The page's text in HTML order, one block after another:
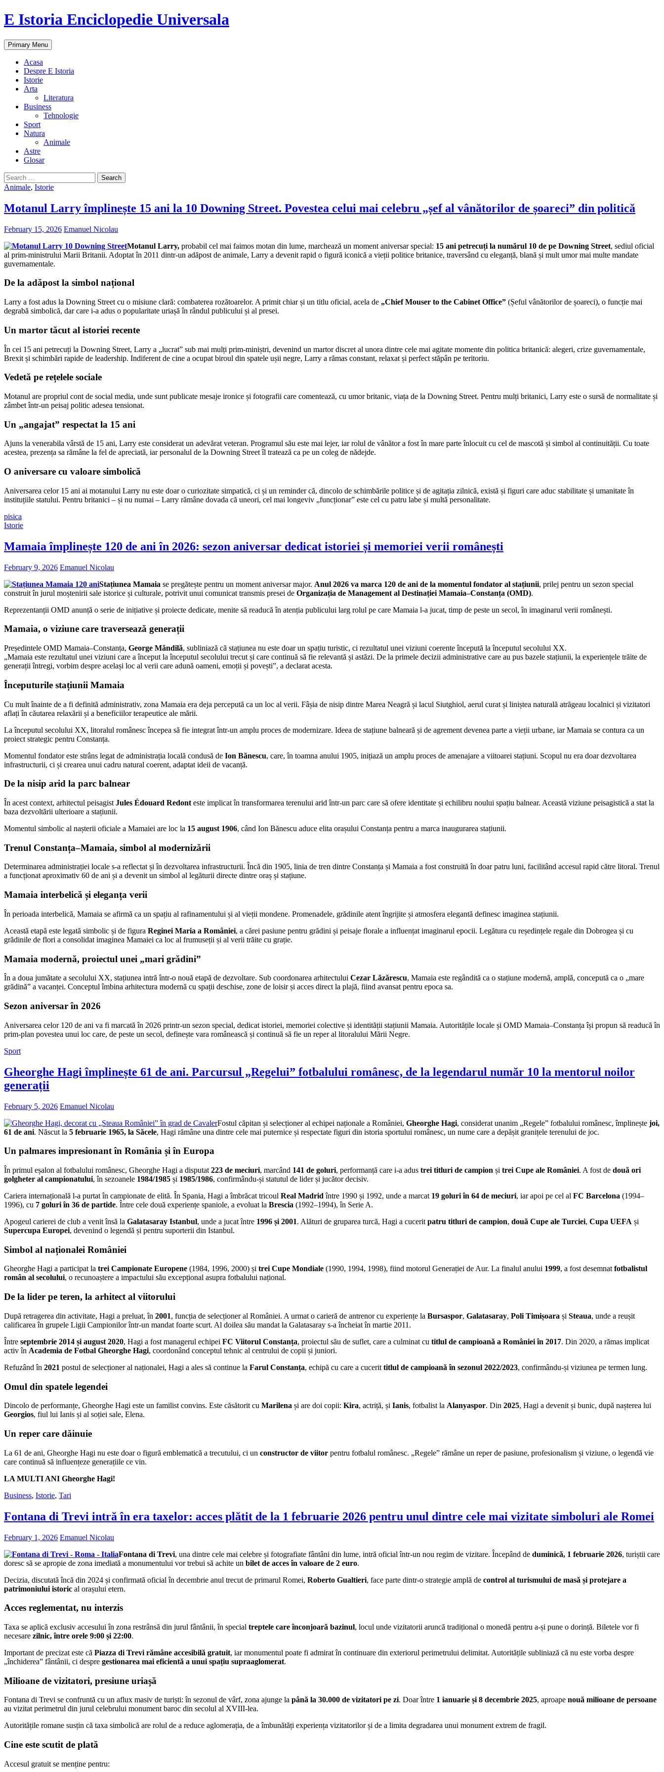
E Istoria Enciclopedie Universala
Search
Primary Menu Skip
to
Acasa
Despre E Istoria
Istorie
Arta
Literatura
Business
Tehnologie
Sport
Natura
Animale
Astre
Glosar
Search
for:
Animale, Istorie
Motanul Larry împlinește 15 ani la 10 Downing Street. Povestea celui mai celebru „șef al vânătorilor de șoareci” din politică
February 15, 2026 Emanuel Nicolau
Motanul Larry, probabil cel mai faimos motan din lume, marchează un moment aniversar special: 15 ani petrecuți la numărul 10 de pe Downing Street, sediul oficial
al prim-ministrului Marii Britanii. Adoptat în 2011 dintr-un adăpost de animale, Larry a devenit rapid o figură iconică a vieții politice britanice, traversând cu eleganță, blană și mult umor mai multe mandate
guvernamentale.
De la adăpost la simbol național
Larry a fost adus la Downing Street cu o misiune clară: combaterea rozătoarelor. A primit chiar și un titlu oficial, acela de „Chief Mouser to the Cabinet Office” (Șeful vânătorilor de șoareci), o funcție mai
degrabă simbolică, dar care i-a adus o popularitate uriașă în rândul publicului și al presei.
Un martor tăcut al istoriei recente
În cei 15 ani petrecuți la Downing Street, Larry a „lucrat” sub mai mulți prim-miniștri, devenind un martor discret al unora dintre cele mai agitate momente din politica britanică: alegeri, crize guvernamentale,
Brexit și schimbări rapide de leadership. Indiferent de cine a ocupat biroul din spatele ușii negre, Larry a rămas constant, relaxat și perfect stăpân pe teritoriu.
Vedetă pe rețelele sociale
Motanul are propriul cont de social media, unde sunt publicate mesaje ironice și fotografii care comentează, cu umor britanic, viața de la Downing Street. Pentru mulți britanici, Larry este o sursă de normalitate și
zâmbet într-un peisaj politic adesea tensionat.
Un „angajat” respectat la 15 ani
Ajuns la venerabila vârstă de 15 ani, Larry este considerat un adevărat veteran. Programul său este mai lejer, iar rolul de vânător a fost în mare parte înlocuit cu cel de mascotă și simbol al continuității. Cu toate
acestea, prezența sa rămâne la fel de apreciată, iar personalul de la Downing Street îl tratează ca pe un coleg de nădejde.
O aniversare cu valoare simbolică
Aniversarea celor 15 ani ai motanului Larry nu este doar o curiozitate simpatică, ci și un reminder că, dincolo de schimbările politice și de agitația zilnică, există și figuri care aduc stabilitate și umanitate în
instituțiile statului. Pentru britanici – și nu numai – Larry rămâne dovada că uneori, cel mai longeviv „funcționar” este cel cu patru labe și multă personalitate.
pisica
Istorie
Mamaia împlinește 120 de ani în 2026: sezon aniversar dedicat istoriei și memoriei verii românești
February 9, 2026 Emanuel Nicolau
Stațiunea Mamaia se pregătește pentru un moment aniversar major. Anul 2026 va marca 120 de ani de la momentul fondator al stațiunii, prilej pentru un sezon special
construit în jurul moștenirii sale istorice și culturale, potrivit unui comunicat transmis presei de Organizația de Management al Destinației Mamaia–Constanța (OMD).
Reprezentanții OMD anunță o serie de inițiative și proiecte dedicate, menite să readucă în atenția publicului larg rolul pe care Mamaia l-a jucat, timp de peste un secol, în imaginarul verii românești.
Mamaia, o viziune care traversează generații
Președintele OMD Mamaia–Constanța, George Măndilă, subliniază că stațiunea nu este doar un spațiu turistic, ci rezultatul unei viziuni coerente începută la începutul secolului XX.
„Mamaia este rezultatul unei viziuni care a început la începutul secolului trecut și care continuă să fie relevantă și astăzi. De la primele decizii administrative care au pus bazele stațiunii, la experiențele trăite de
generații întregi, vorbim despre același loc al verii care adună oameni, emoții și povești”, a declarat acesta.
Începuturile stațiunii Mamaia
Cu mult înainte de a fi definită administrativ, zona Mamaia era deja percepută ca un loc al verii. Fâșia de nisip dintre Marea Neagră și lacul Siutghiol, aerul curat și liniștea naturală atrăgeau localnici și vizitatori
aflați în căutarea relaxării și a beneficiilor terapeutice ale mării.
La începutul secolului XX, litoralul românesc începea să fie integrat într-un amplu proces de modernizare. Ideea de stațiune balneară și de agrement devenea parte a vieții urbane, iar Mamaia se contura ca un
proiect strategic pentru Constanța.
Momentul fondator este strâns legat de administrația locală condusă de Ion Bănescu, care, în toamna anului 1905, inițiază un amplu proces de amenajare a viitoarei stațiuni. Scopul nu era doar dezvoltarea
infrastructurii, ci și crearea unui cadru natural coerent, adaptat ideii de vacanță.
De la nisip arid la parc balnear
În acest context, arhitectul peisagist Jules Édouard Redont este implicat în transformarea terenului arid într-un parc care să ofere identitate și echilibru noului spațiu balnear. Această viziune peisagistică a stat la
baza dezvoltării ulterioare a stațiunii.
Momentul simbolic al nașterii oficiale a Mamaiei are loc la 15 august 1906, când Ion Bănescu aduce elita orașului Constanța pentru a marca inaugurarea stațiunii.
Trenul Constanța–Mamaia, simbol al modernizării
Determinarea administrației locale s-a reflectat și în dezvoltarea infrastructurii. Încă din 1905, linia de tren dintre Constanța și Mamaia a fost construită în doar patru luni, facilitând accesul rapid către litoral. Trenul
a funcționat aproximativ 60 de ani și a devenit un simbol al legăturii directe dintre oraș și stațiune.
Mamaia interbelică și eleganța verii
În perioada interbelică, Mamaia se afirmă ca un spațiu al rafinamentului și al vieții mondene. Promenadele, grădinile atent îngrijite și atmosfera elegantă definesc imaginea stațiunii.
Această etapă este legată simbolic și de figura Reginei Maria a României, a cărei pasiune pentru grădini și peisaje florale a influențat imaginarul epocii. Legătura cu reședințele regale din Dobrogea și cu
grădinile de flori a consolidat imaginea Mamaiei ca loc al frumuseții și al verii trăite cu grație.
Mamaia modernă, proiectul unei „mari grădini”
În a doua jumătate a secolului XX, stațiunea intră într-o nouă etapă de dezvoltare. Sub coordonarea arhitectului Cezar Lăzărescu, Mamaia este regândită ca o stațiune modernă, amplă, concepută ca o „mare
grădină” a vacanței. Conceptul îmbina arhitectura modernă cu spații deschise, zone de loisir și acces direct la plajă, fiind avansat pentru epoca sa.
Sezon aniversar în 2026
Aniversarea celor 120 de ani va fi marcată în 2026 printr-un sezon special, dedicat istoriei, memoriei colective și identității stațiunii Mamaia. Autoritățile locale și OMD Mamaia–Constanța își propun să readucă în
prim-plan povestea unui loc care, de peste un secol, definește vara românească și continuă să fie un reper al litoralului Mării Negre.
Sport
Gheorghe Hagi împlinește 61 de ani. Parcursul „Regelui” fotbalului românesc, de la legendarul număr 10 la mentorul noilor
generații
February 5, 2026 Emanuel Nicolau
Fostul căpitan și selecționer al echipei naționale a României, Gheorghe Hagi, considerat unanim „Regele” fotbalului românesc, împlinește joi,
61 de ani. Născut la 5 februarie 1965, la Săcele, Hagi rămâne una dintre cele mai puternice și respectate figuri din istoria sportului românesc, un nume care a depășit granițele terenului de joc.
Un palmares impresionant în România și în Europa
În primul eșalon al fotbalului românesc, Gheorghe Hagi a disputat 223 de meciuri, marcând 141 de goluri, performanță care i-a adus trei titluri de campion și trei Cupe ale României. A fost de două ori
golgheter al campionatului, în sezoanele 1984/1985 și 1985/1986, confirmându-și statutul de lider și jucător decisiv.
Cariera internațională l-a purtat în campionate de elită. În Spania, Hagi a îmbrăcat tricoul Real Madrid între 1990 și 1992, unde a marcat 19 goluri în 64 de meciuri, iar apoi pe cel al FC Barcelona (1994–
1996), cu 7 goluri în 36 de partide. Între cele două experiențe spaniole, a evoluat la Brescia (1992–1994), în Serie A.
Apogeul carierei de club a venit însă la Galatasaray Istanbul, unde a jucat între 1996 și 2001. Alături de gruparea turcă, Hagi a cucerit patru titluri de campion, două Cupe ale Turciei, Cupa UEFA și
Supercupa Europei, devenind o legendă și pentru suporterii din Istanbul.
Simbol al naționalei României
Gheorghe Hagi a participat la trei Campionate Europene (1984, 1996, 2000) și trei Cupe Mondiale (1990, 1994, 1998), fiind motorul Generației de Aur. La finalul anului 1999, a fost desemnatfotbalistul
român al secolului, o recunoaștere a impactului său excepțional asupra fotbalului național.
De la lider pe teren, la arhitect al viitorului
După retragerea din activitate, Hagi a preluat, în 2001, funcția de selecționer al României. A urmat o carieră de antrenor cu experiențe la Bursaspor, Galatasaray, Poli Timișoara și Steaua, unde a reușit
calificarea în grupele Ligii Campionilor într-un mandat foarte scurt. Al doilea său mandat la Galatasaray s-a încheiat în martie 2011.
Între septembrie 2014 și august 2020, Hagi a fost managerul echipei FC Viitorul Constanța, proiectul său de suflet, care a culminat cu titlul de campioană a României în 2017. Din 2020, a rămas implicat
activ în Academia de Fotbal Gheorghe Hagi, coordonând conceptul tehnic al centrului de copii și juniori.
Refuzând în 2021 postul de selecționer al naționalei, Hagi a ales să continue la Farul Constanța, echipă cu care a cucerit titlul de campioană în sezonul 2022/2023, confirmându-și viziunea pe termen lung.
Omul din spatele legendei
Dincolo de performanțe, Gheorghe Hagi este un familist convins. Este căsătorit cu Marilena și are doi copii: Kira, actriță, și Ianis, fotbalist la Alanyaspor. Din 2025, Hagi a devenit și bunic, după nașterea lui
Georgios, fiul lui Ianis și al soției sale, Elena.
Un reper care dăinuie
La 61 de ani, Gheorghe Hagi nu este doar o figură emblematică a trecutului, ci un constructor de viitor pentru fotbalul românesc. „Regele” rămâne un reper de pasiune, profesionalism și viziune, o legendă vie
care continuă să influențeze generațiile ce vin.
LA MULTI ANI Gheorghe Hagi!
Business, Istorie, Tari
Fontana di Trevi intră în era taxelor: acces plătit de la 1 februarie 2026 pentru unul dintre cele mai vizitate simboluri ale Romei
February 1, 2026 Emanuel Nicolau
Fontana di Trevi, una dintre cele mai celebre și fotografiate fântâni din lume, intră oficial într-un nou regim de vizitare. Începând de duminică, 1 februarie 2026, turiștii care
doresc să se apropie de zona imediată a monumentului vor trebui să achite un bilet de acces în valoare de 2 euro.
Decizia, discutată încă din 2024 și confirmată oficial în decembrie anul trecut de primarul Romei, Roberto Gualtieri, face parte dintr-o strategie amplă de control al turismului de masă și protejare a
patrimoniului istoric al orașului etern.
Acces reglementat, nu interzis
Taxa se aplică exclusiv accesului în zona restrânsă din jurul fântânii, în special treptele care înconjoară bazinul, locul unde vizitatorii aruncă tradițional o monedă pentru a-și pune o dorință. Biletele vor fi
necesare zilnic, între orele 9:00 și 22:00.
Important de precizat este că Piazza di Trevi rămâne accesibilă gratuit, iar monumentul poate fi admirat în continuare din exteriorul perimetrului delimitat. Autoritățile subliniază că nu este vorba despre
„închiderea” fântânii, ci despre gestionarea mai eficientă a unui spațiu supraaglomerat.
Milioane de vizitatori, presiune uriașă
Fontana di Trevi se confruntă cu un aflux masiv de turiști: în sezonul de vârf, zona ajunge la până la 30.000 de vizitatori pe zi. Doar între 1 ianuarie și 8 decembrie 2025, aproape nouă milioane de persoane
au vizitat perimetrul din jurul celebrului monument baroc din secolul al XVIII-lea.
Autoritățile romane susțin că taxa simbolică are rolul de a reduce aglomerația, de a îmbunătăți experiența vizitatorilor și de a limita degradarea unui monument extrem de fragil.
Cine este scutit de plată
Accesul gratuit se menține pentru: